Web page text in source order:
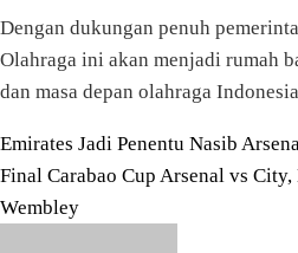
Dengan dukungan penuh
Olahraga ini akan menjadi rumah
dan masa depan olahraga
Navigasi
pos
Emirates Jadi Penentu Nasib
Final Carabao Cup Arsenal vs
Wembley